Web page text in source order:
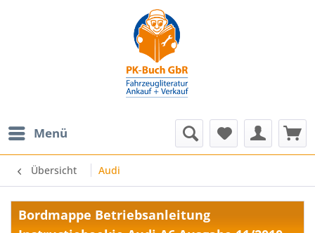
Menü
Übersicht Audi
Bordmappe Betriebsanleitung